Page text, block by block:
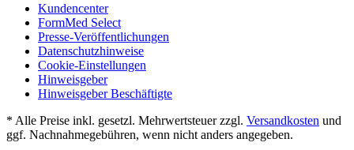
Kundencenter
FormMed Select
Presse-Veröffentlichungen
Datenschutzhinweise
Cookie-Einstellungen
Hinweisgeber
Hinweisgeber Beschäftigte
* Alle Preise inkl. gesetzl. Mehrwertsteuer zzgl. Versandkosten und
ggf. Nachnahmegebühren, wenn nicht anders angegeben.